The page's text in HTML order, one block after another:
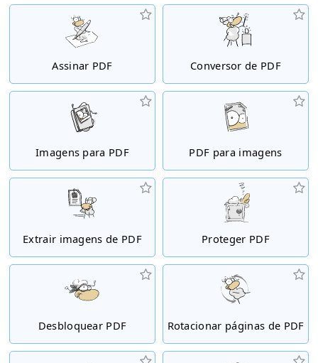
Assinar PDF Conversor de PDF
Imagens para PDF PDF para imagens
Extrair imagens de PDF Proteger PDF
Desbloquear PDF Rotacionar páginas de PDF